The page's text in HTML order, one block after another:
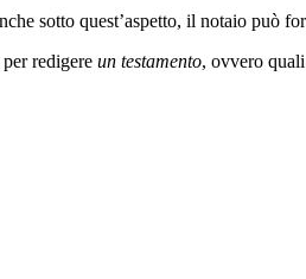
sotto quest’aspetto, il notaio può
redigere un testamento, ovvero